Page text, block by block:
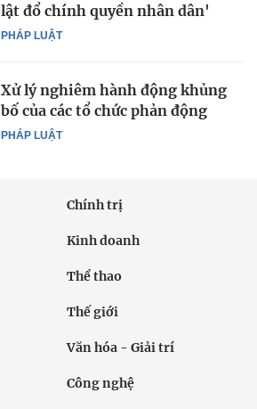
PHÁP LUẬT
lật đổ chính quyền nhân dân'
PHÁP LUẬT
Xử lý nghiêm hành động khủng
bố của các tổ chức phản động
Chính trị
Kinh doanh
Thể thao
Thế giới
Văn hóa - Giải trí
Công nghệ